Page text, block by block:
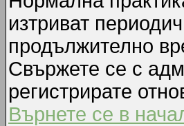
изтриват
продължително
Свържете се с
регистрирате
Върнете се в